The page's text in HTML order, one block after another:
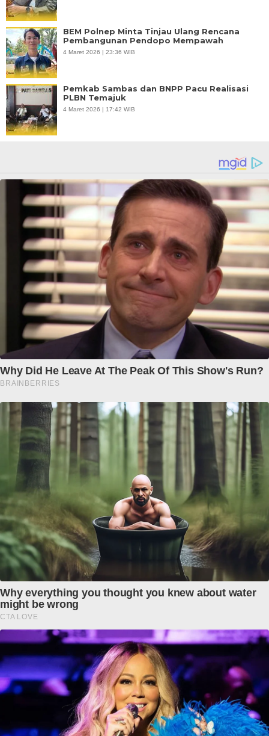
BEM Polnep Minta Tinjau Ulang Rencana
Pembangunan Pendopo Mempawah
4 Maret 2026 | 23:36 WIB
Pemkab Sambas dan BNPP Pacu Realisasi
PLBN Temajuk
4 Maret 2026 | 17:42 WIB